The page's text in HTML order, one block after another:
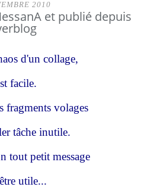
2010
et publié depuis
d'un collage,
facile.
fragments volages
tâche inutile.
tout petit message
utile...